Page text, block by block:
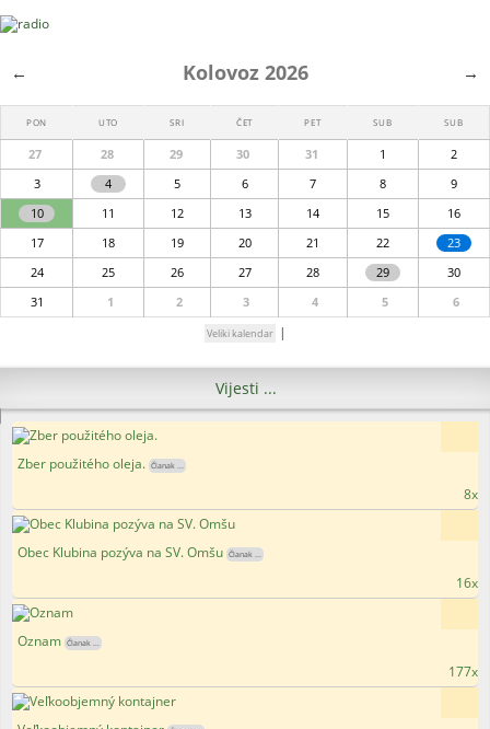
← →
Kolovoz 2026
PON UTO SRI ČET PET SUB SUB
27 28 29 30 31 1
2
3
4 5 6 7 8
9
10
11 12 13 14 15
16
17
18 19 20 21 22
23
24
25 26 27 28 29
30
31
1 2 3 4 5 6
Veliki kalendar |
Vijesti ...
Zber použitého oleja. Članak ...
8x
Obec Klubina pozýva na SV. Omšu Članak ...
16x
Oznam Članak ...
177x